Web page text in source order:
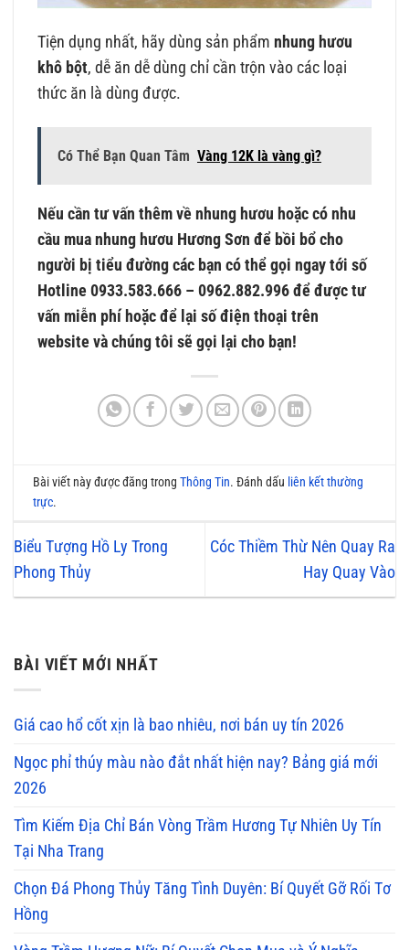
Tiện dụng nhất, hãy dùng sản phẩm nhung hươu
khô bột, dễ ăn dễ dùng chỉ cần trộn vào các loại
thức ăn là dùng được.
Có Thể Bạn Quan Tâm Vàng 12K là vàng gì?
Nếu cần tư vấn thêm về nhung hươu hoặc có nhu
cầu mua nhung hươu Hương Sơn để bồi bổ cho
người bị tiểu đường các bạn có thể gọi ngay tới số
Hotline 0933.583.666 – 0962.882.996 để được tư
vấn miễn phí hoặc để lại số điện thoại trên
website và chúng tôi sẽ gọi lại cho bạn!
Bài viết này được đăng trongThông Tin. Đánh dấu liên kết thường
trực.
Biểu Tượng Hồ Ly Trong
Phong Thủy
Cóc Thiềm Thừ Nên Quay Ra
Hay Quay Vào
BÀI VIẾT MỚI NHẤT
Giá cao hổ cốt xịn là bao nhiêu, nơi bán uy tín 2026
Ngọc phỉ thúy màu nào đắt nhất hiện nay? Bảng giá mới
2026
Tìm Kiếm Địa Chỉ Bán Vòng Trầm Hương Tự Nhiên Uy Tín
Tại Nha Trang
Chọn Đá Phong Thủy Tăng Tình Duyên: Bí Quyết Gỡ Rối Tơ
Hồng